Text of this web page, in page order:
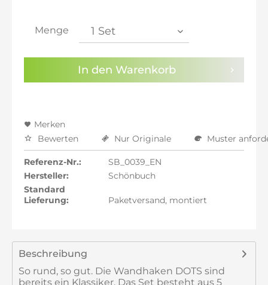
Sie haben dieDatenschutzbestimmungen
Kenntnis genommen.
Menge
In den Warenkorb
Merken
Bewerten
Nur Originale Muster
Referenz-Nr.:
SB_0039_EN
Hersteller:
Schönbuch
Standard
Lieferung:
Paketversand, montiert
Beschreibung
So rund, so gut. Die Wandhaken DOTS sind
bereits ein Klassiker. Das Set besteht aus 5